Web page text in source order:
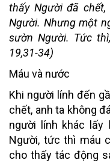
thấy Người đã
Người. Nhưng một
sườn Người. Tức
19,31-34)
Máu và nước
Khi người lính đến
chết, anh ta không
người lính khác lấy
Người, tức thì máu
cho thấy tác động